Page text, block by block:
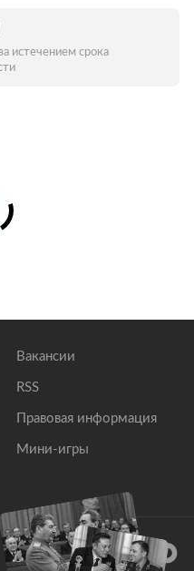
истечением срока
Вакансии
RSS
Правовая информация
Мини-игры